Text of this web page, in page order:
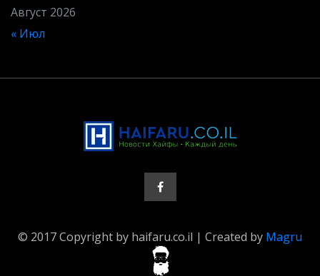
Август 2026
« Июл
© 2017 Copyright by haifaru.co.il | Created by Magru